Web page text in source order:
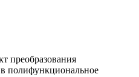
преобразования
в полифункциональное